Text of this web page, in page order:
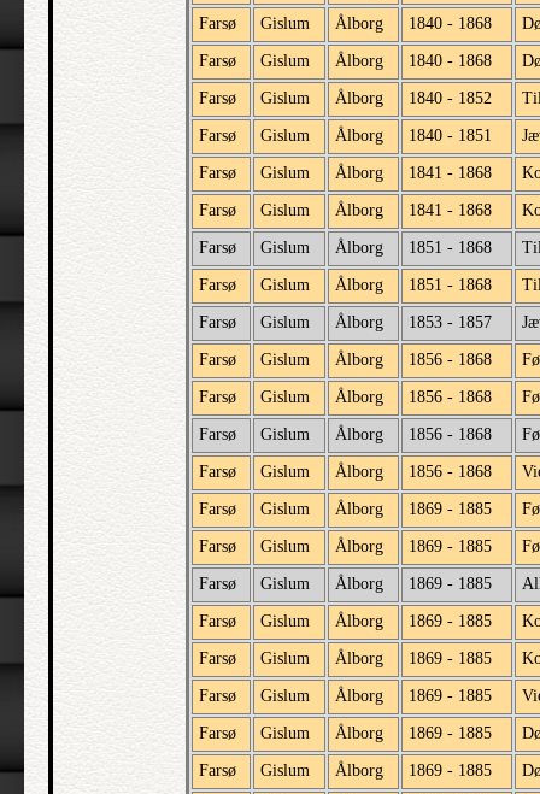
Farsø Gislum Ålborg 1840 - 1868
Farsø Gislum Ålborg 1840 - 1868
Farsø Gislum Ålborg 1840 - 1852
Farsø Gislum Ålborg 1840 - 1851
Farsø Gislum Ålborg 1841 - 1868
Farsø Gislum Ålborg 1841 - 1868
Farsø Gislum Ålborg 1851 - 1868
Farsø Gislum Ålborg 1851 - 1868
Farsø Gislum Ålborg 1853 - 1857
Farsø Gislum Ålborg 1856 - 1868
Farsø Gislum Ålborg 1856 - 1868
Farsø Gislum Ålborg 1856 - 1868
Farsø Gislum Ålborg 1856 - 1868
Farsø Gislum Ålborg 1869 - 1885
Farsø Gislum Ålborg 1869 - 1885
Farsø Gislum Ålborg 1869 - 1885
Farsø Gislum Ålborg 1869 - 1885
Farsø Gislum Ålborg 1869 - 1885
Farsø Gislum Ålborg 1869 - 1885
Farsø Gislum Ålborg 1869 - 1885
Farsø Gislum Ålborg 1869 - 1885